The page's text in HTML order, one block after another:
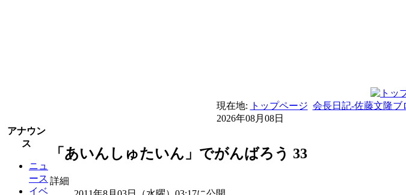
現在地: トップページ 会長日記-佐藤文隆ブ
2026年08月08日
アナウン
ス
ニュ
ース
イベ
「あいんしゅたいん」でがんばろう 33
詳細